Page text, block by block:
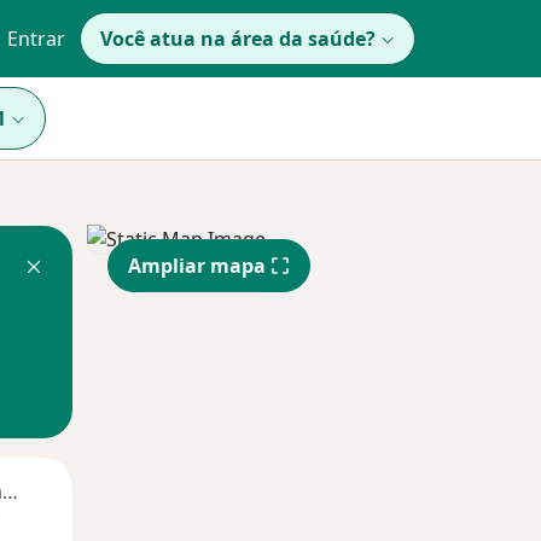
Entrar Você atua na área da saúde?
Segunda-feira
Ampliar mapa